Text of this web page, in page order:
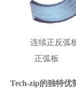
连续正
正弧板
Tech-zip的独特优